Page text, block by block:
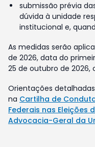
submissão prévia
dúvida à unidade
institucional e,
As medidas serão
de 2026, data do
25 de outubro de 2026,
Orientações
na Cartilha de
Federais nas Eleições
Advocacia-Geral da